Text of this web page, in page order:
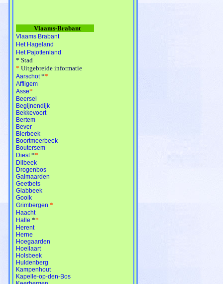
Vlaams-Brabant
Vlaams Brabant
Het Hageland
Het Pajottenland
* Stad
* Uitgebreide informatie
Aarschot**
Affligem
Asse*
Beersel
Begijnendijk
Bekkevoort
Bertem
Bever
Bierbeek
Boortmeerbeek
Boutersem
Diest **
Dilbeek
Drogenbos
Galmaarden
Geetbets
Glabbeek
Gooik
Grimbergen *
Haacht
Halle **
Herent
Herne
Hoegaarden
Hoeilaart
Holsbeek
Huldenberg
Kampenhout
Kapelle-op-den-Bos